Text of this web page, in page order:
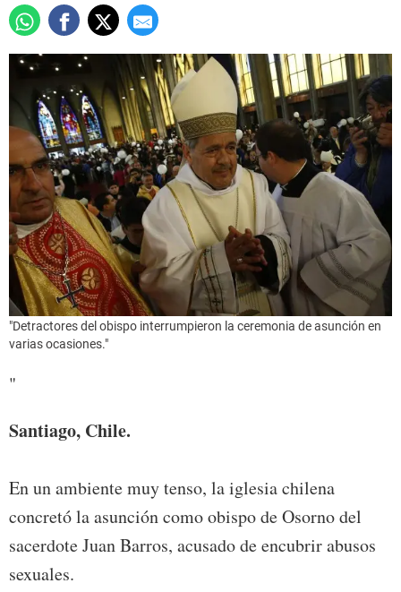
"Detractores del obispo interrumpieron la ceremonia de asunción en
varias ocasiones."
"
Santiago, Chile.
En un ambiente muy tenso, la iglesia chilena
concretó la asunción como obispo de Osorno del
sacerdote Juan Barros, acusado de encubrir abusos
sexuales.